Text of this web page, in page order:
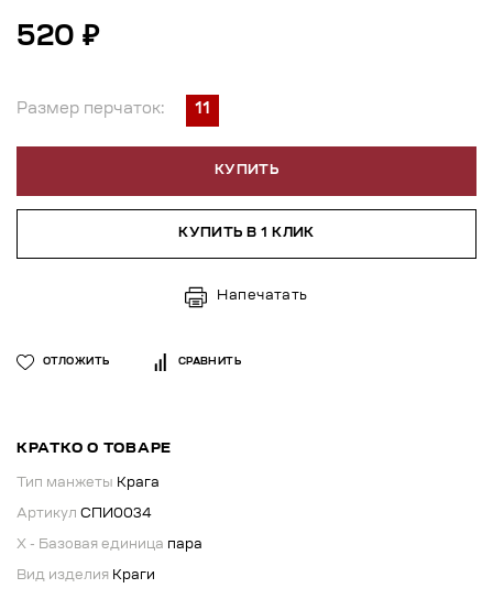
520 ₽
Размер перчаток: 11
КУПИТЬ
КУПИТЬ В 1 КЛИК
Напечатать
ОТЛОЖИТЬ СРАВНИТЬ
КРАТКО О ТОВАРЕ
Тип манжеты Крага
Артикул СПИ0034
X - Базовая единица пара
Вид изделия Краги